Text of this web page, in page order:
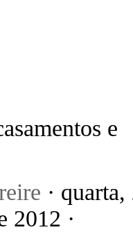
e
· quarta,
2012 ·